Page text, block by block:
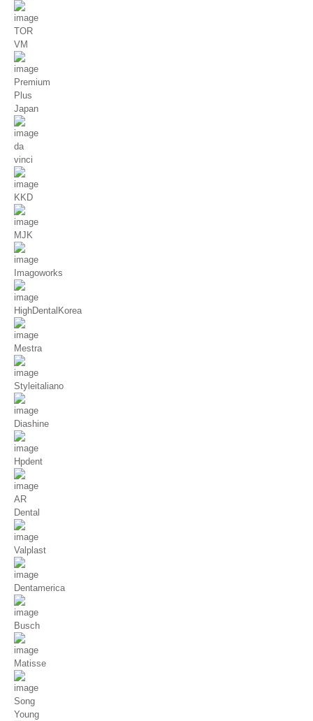
TOR
VM
Premium
Plus
Japan
da
vinci
KKD
MJK
Imagoworks
HighDentalKorea
Mestra
Styleitaliano
Diashine
Hpdent
AR
Dental
Valplast
Dentamerica
Busch
Matisse
Song
Young